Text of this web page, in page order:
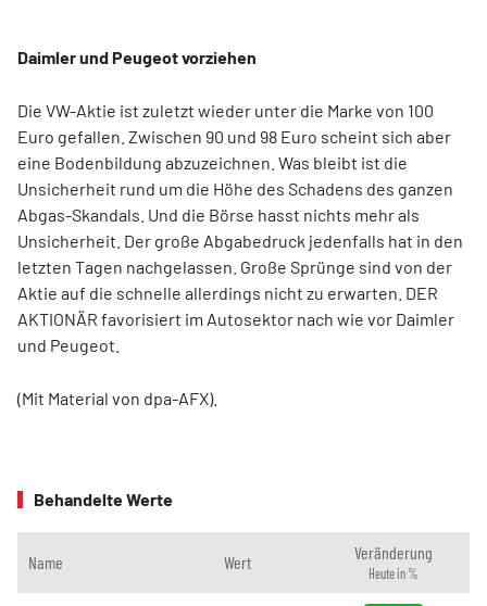
Daimler und Peugeot vorziehen
Die VW-Aktie ist zuletzt wieder unter die Marke von 100
Euro gefallen. Zwischen 90 und 98 Euro scheint sich aber
eine Bodenbildung abzuzeichnen. Was bleibt ist die
Unsicherheit rund um die Höhe des Schadens des ganzen
Abgas-Skandals. Und die Börse hasst nichts mehr als
Unsicherheit. Der große Abgabedruck jedenfalls hat in den
letzten Tagen nachgelassen. Große Sprünge sind von der
Aktie auf die schnelle allerdings nicht zu erwarten. DER
AKTIONÄR favorisiert im Autosektor nach wie vor Daimler
und Peugeot.
(Mit Material von dpa-AFX).
Behandelte Werte
Name Wert Veränderung
Heute in %